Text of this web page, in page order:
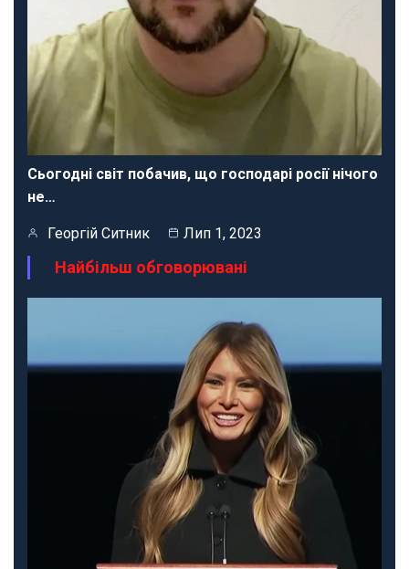
Сьогодні світ побачив, що господарі росії нічого
не…
Георгій Ситник Лип 1, 2023
Найбільш обговорювані